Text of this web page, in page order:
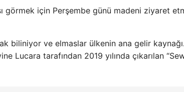
görmek için Perşembe günü madeni ziyaret
biliniyor ve elmaslar ülkenin ana gelir
tarafından 2019 yılında çıkarılan